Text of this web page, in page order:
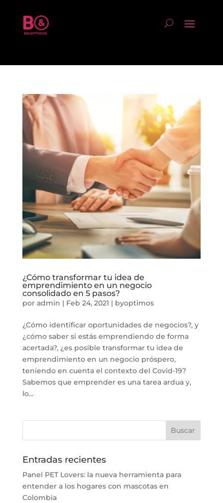
¿Cómo transformar tu idea de
emprendimiento en un negocio
consolidado en 5 pasos?
por admin | Feb 24, 2021 | byoptimos
¿Cómo identificar oportunidades de negocios?, y
¿cómo saber si estás emprendiendo de forma
acertada?, ¿es posible transformar tu idea de
emprendimiento en un negocio próspero,
teniendo en cuenta el contexto del Covid-19?
Sabemos que emprender es una tarea ardua y,
lo...
Entradas recientes
Panel PET Lovers: la nueva herramienta para
entender a los hogares con mascotas en
Colombia